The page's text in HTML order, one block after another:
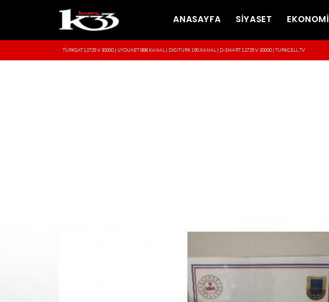
ANASAYFA SİYASET EKONOMİ
TÜRKSAT 12729 V 30000 | UYDUNET 888.KANAL | DIGITURK 190.KANAL | D-SMART 12729 V 30000 | TURKCELL TV